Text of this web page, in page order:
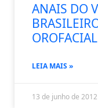
ANAIS DO
OROFACIAL
LEIA MAIS »
13 de junho de 2012